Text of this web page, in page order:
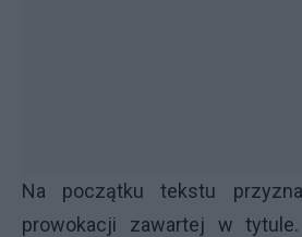
Na początku tekstu
prowokacji zawartej w